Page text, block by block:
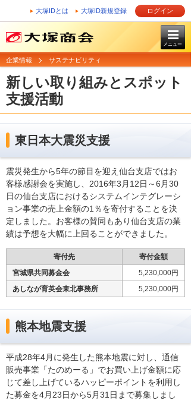
大塚IDとは 大塚ID新規登録 ログイン
メニュー
企業情報 サステナビリティ
新しい取り組みとスポット
支援活動
東日本大震災支援
震災発生から5年の節目を迎え仙台支店ではお
客様感謝会を実施し、2016年3月12日～6月30
日の仙台支店におけるシステムインテグレーシ
ョン事業の売上金額の1％を寄付することを決
定しました。お客様の賛同もあり仙台支店の業
績は予想を大幅に上回ることができました。
寄付先
寄付金額
宮城県共同募金会
5,230,000円
あしなが育英会東北事務所
5,230,000円
熊本地震支援
平成28年4月に発生した熊本地震に対し、通信
販売事業「たのめーる」でお買い上げ金額に応
じて差し上げているハッピーポイントを利用し
た募金を4月23日から5月31日まで募集しまし